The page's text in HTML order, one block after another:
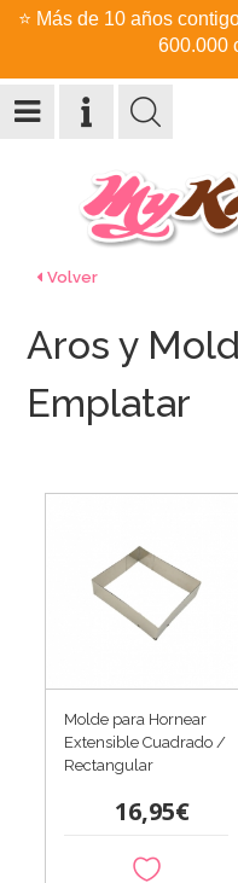
⭐ Más de 10 años
600.000
Volver
Aros y
Emplatar
Molde para Hornear
Extensible Cuadrado /
Rectangular
16,95€